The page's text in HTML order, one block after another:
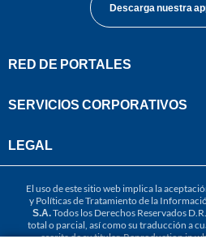
Descarga nuestra
RED DE PORTALES
SERVICIOS CORPORATIVOS
LEGAL
El uso de este sitio web implica la
y Políticas de Tratamiento de la
S.A.Todos los Derechos Reservados
total o parcial, así como su traducción a